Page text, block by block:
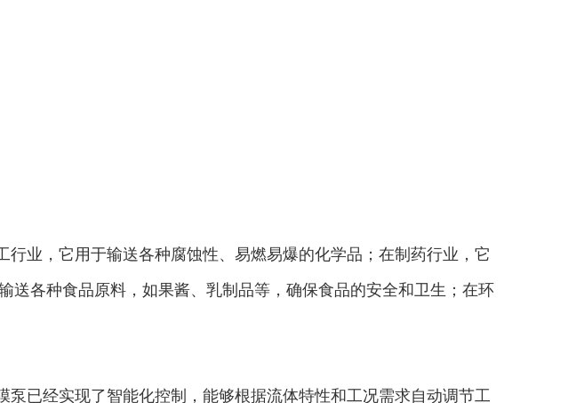
业，它用于输送各种腐蚀性、易燃易爆的化学品；在制药行业，它
各种食品原料，如果酱、乳制品等，确保食品的安全和卫生；在环
已经实现了智能化控制，能够根据流体特性和工况需求自动调节工